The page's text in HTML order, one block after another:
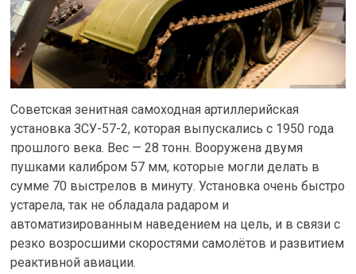
Советская зенитная самоходная артиллерийская
установка ЗСУ-57-2, которая выпускались с 1950 года
прошлого века. Вес — 28 тонн. Вооружена двумя
пушками калибром 57 мм, которые могли делать в
сумме 70 выстрелов в минуту. Установка очень быстро
устарела, так не обладала радаром и
автоматизированным наведением на цель, и в связи с
резко возросшими скоростями самолётов и развитием
реактивной авиации.